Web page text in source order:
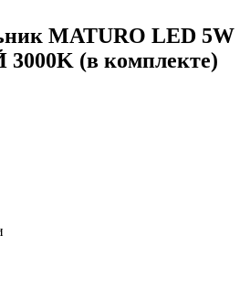
MATURO LED 5W
(в комплекте)